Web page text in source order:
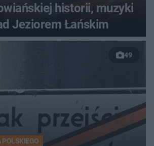
historii, muzyki
Jeziorem Łańskim
49